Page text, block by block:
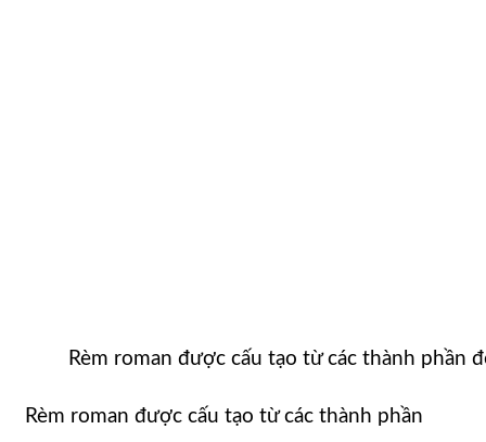
Rèm roman được cấu tạo từ các thành phần
Rèm roman được cấu tạo từ các thành phần